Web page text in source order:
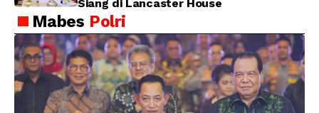
Siang di Lancaster House
Mabes Polri